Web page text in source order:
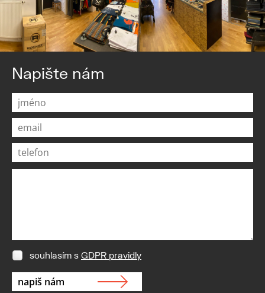
Napište nám
souhlasím s GDPR pravidly